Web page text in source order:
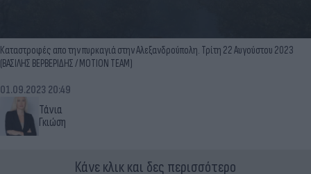
Καταστροφές απο την πυρκαγιά στην Αλεξανδρούπολη. Τρίτη 22 Αυγούστου 2023
(ΒΑΣΙΛΗΣ ΒΕΡΒΕΡΙΔΗΣ / ΜΟΤΙΟΝ ΤΕΑΜ)
Τάνια
Γκιώση
01.09.2023 20:49
Κάνε κλικ και δες περισσότερο